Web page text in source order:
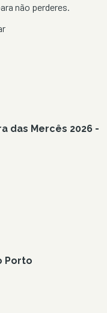
não perderes.
das Mercês 2026 -
Porto